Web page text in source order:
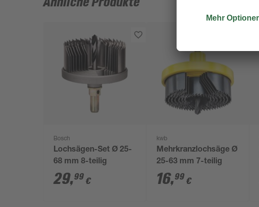
Bosch
Lochsägen-Set Ø 25-
68 mm 8-teilig
29,99 €
kwb
Mehrkranzlochsäge Ø
25-63 mm 7-teilig
16,99 €